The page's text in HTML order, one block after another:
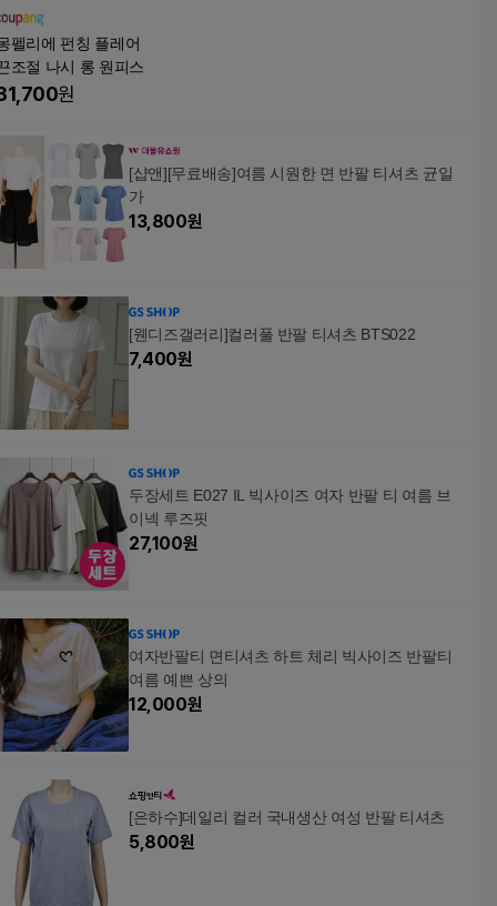
펠리에 펀칭 플레어
조절 나시 롱 원피스
원
[샵앤][무료배송]여름 시원한 면 반팔 티셔츠 균일
가
13,800원
[웬디즈갤러리]컬러풀 반팔 티셔츠 BTS022
7,400원
두장세트 E027 IL 빅사이즈 여자 반팔 티 여름 브
이넥 루즈핏
27,100원
여자반팔티 면티셔츠 하트 체리 빅사이즈 반팔티
여름 예쁜 상의
12,000원
[은하수]데일리 컬러 국내생산 여성 반팔 티셔츠
5,800원